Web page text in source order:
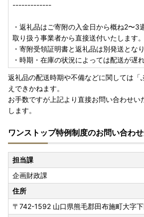
-------------
・返礼品はご寄附の入金日から概ね2〜3
取り扱う事業者から直接送付いたします。
・寄附受領証明書と返礼品は別発送となり
・時期・在庫の状況によっては配送が遅
返礼品の配送時期や不備などに関しては「
えできかねます。
お手数ですが上記より直接お問い合わせい
します。
ワンストップ特例制度のお問い合わ
担当課
企画財政課
住所
〒742-1592 山口県熊毛郡田布施町大字